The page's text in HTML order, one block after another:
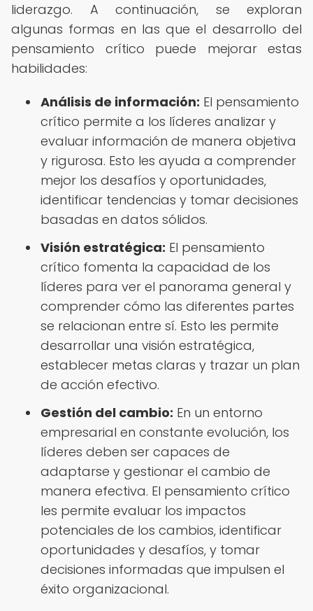
liderazgo. A continuación, se exploran
algunas formas en las que el desarrollo del
pensamiento crítico puede mejorar estas
habilidades:
Análisis de información: El pensamiento
crítico permite a los líderes analizar y
evaluar información de manera objetiva
y rigurosa. Esto les ayuda a comprender
mejor los desafíos y oportunidades,
identificar tendencias y tomar decisiones
basadas en datos sólidos.
Visión estratégica: El pensamiento
crítico fomenta la capacidad de los
líderes para ver el panorama general y
comprender cómo las diferentes partes
se relacionan entre sí. Esto les permite
desarrollar una visión estratégica,
establecer metas claras y trazar un plan
de acción efectivo.
Gestión del cambio: En un entorno
empresarial en constante evolución, los
líderes deben ser capaces de
adaptarse y gestionar el cambio de
manera efectiva. El pensamiento crítico
les permite evaluar los impactos
potenciales de los cambios, identificar
oportunidades y desafíos, y tomar
decisiones informadas que impulsen el
éxito organizacional.